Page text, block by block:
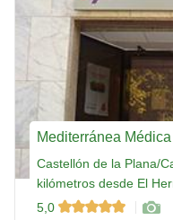
Mediterránea
Castellón de la Plana/
kilómetros desde El
5,0